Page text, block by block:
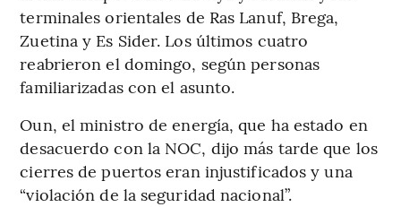
terminales orientales de Ras Lanuf, Brega,
Zuetina y Es Sider. Los últimos cuatro
reabrieron el domingo, según personas
familiarizadas con el asunto.
Oun, el ministro de energía, que ha estado en
desacuerdo con la NOC, dijo más tarde que los
cierres de puertos eran injustificados y una
“violación de la seguridad nacional”.